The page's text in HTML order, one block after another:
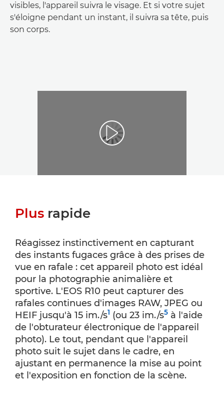
visibles, l'appareil suivra le visage. Et si votre sujet
s'éloigne pendant un instant, il suivra sa tête, puis
son corps.
Plus rapide
Réagissez instinctivement en capturant
des instants fugaces grâce à des prises de
vue en rafale : cet appareil photo est idéal
pour la photographie animalière et
sportive. L'EOS R10 peut capturer des
rafales continues d'images RAW, JPEG ou
HEIF jusqu'à 15 im./s1 (ou 23 im./s5 à l'aide
de l'obturateur électronique de l'appareil
photo). Le tout, pendant que l'appareil
photo suit le sujet dans le cadre, en
ajustant en permanence la mise au point
et l'exposition en fonction de la scène.